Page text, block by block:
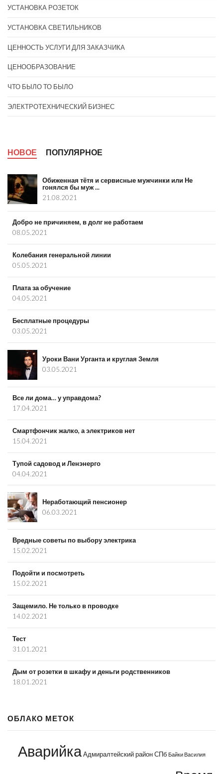
УСТАНОВКА РОЗЕТОК
УСТАНОВКА СВЕТИЛЬНИКОВ
ЦЕННОСТЬ УСЛУГИ ДЛЯ ЗАКАЗЧИКА
ЦЕНООБРАЗОВАНИЕ
ЧТО БЫЛО ТО БЫЛО
ЭЛЕКТРОТЕХНИЧЕСКИЙ БИЗНЕС
НОВОЕ ПОПУЛЯРНОЕ
Обиженная тётя и сервисные мужчинки или Не
гонялся бы муж ...
21.08.2021
Добро не причиняем, в долг не работаем
08.05.2021
Колебания генеральной линии
05.05.2021
Плата за обучение
04.05.2021
Бесплатные процедуры
03.05.2021
Уроки Вани Урганта и круглая Земля
03.05.2021
Все ли дома… у управдома?
17.04.2021
Смартфончик жалко, а электриков нет
15.04.2021
Тупой садовод и Ленэнерго
04.04.2021
Неработающий пенсионер
06.03.2021
Вредные советы по выбору электрика
15.02.2021
Подойти и посмотреть
15.02.2021
Защемило. Не только в проводке
14.02.2021
Тест
31.01.2021
Дым от розетки в шкафу и деньги родственников
18.01.2021
ОБЛАКО МЕТОК
Аварийка Адмиралтейский район СПб Байки Василия